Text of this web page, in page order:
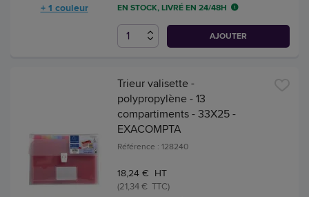
+ 1 couleur
EN STOCK, LIVRÉ EN 24/48H
AJOUTER
Trieur valisette -
polypropylène - 13
compartiments - 33X25 -
EXACOMPTA
Référence : 128240
18,24 € HT
(21,34 € TTC)